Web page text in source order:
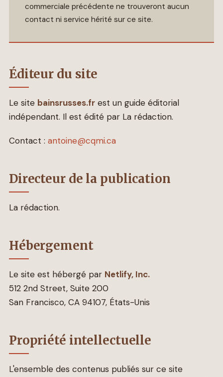
commerciale précédente ne trouveront aucun
contact ni service hérité sur ce site.
Éditeur du site
Le site bainsrusses.frest un guide éditorial
indépendant. Il est édité par La rédaction.
Contact : antoine@cqmi.ca
Directeur de la publication
La rédaction.
Hébergement
Le site est hébergé par Netlify, Inc.
512 2nd Street, Suite 200
San Francisco, CA 94107, États-Unis
Propriété intellectuelle
L'ensemble des contenus publiés sur ce site